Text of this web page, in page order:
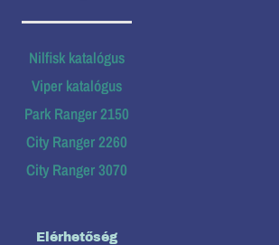
Nilfisk katalógus
Viper katalógus
Park Ranger 2150
City Ranger 2260
City Ranger 3070
Elérhetőség